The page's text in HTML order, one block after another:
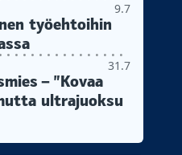
9.7
työehtoihin
31.7
– ”Kovaa
ultrajuoksu